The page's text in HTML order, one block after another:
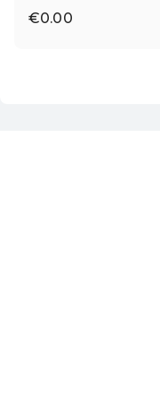
€0.00